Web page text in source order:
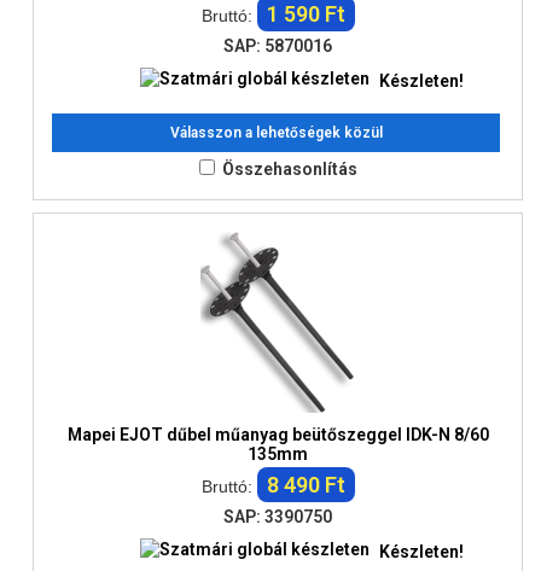
Bruttó: 1 590 Ft
SAP: 5870016
Készleten!
Válasszon a lehetőségek közül
Összehasonlítás
Mapei EJOT dűbel műanyag beütőszeggel IDK-N 8/60
135mm
Bruttó:
8 490 Ft
SAP: 3390750
Készleten!